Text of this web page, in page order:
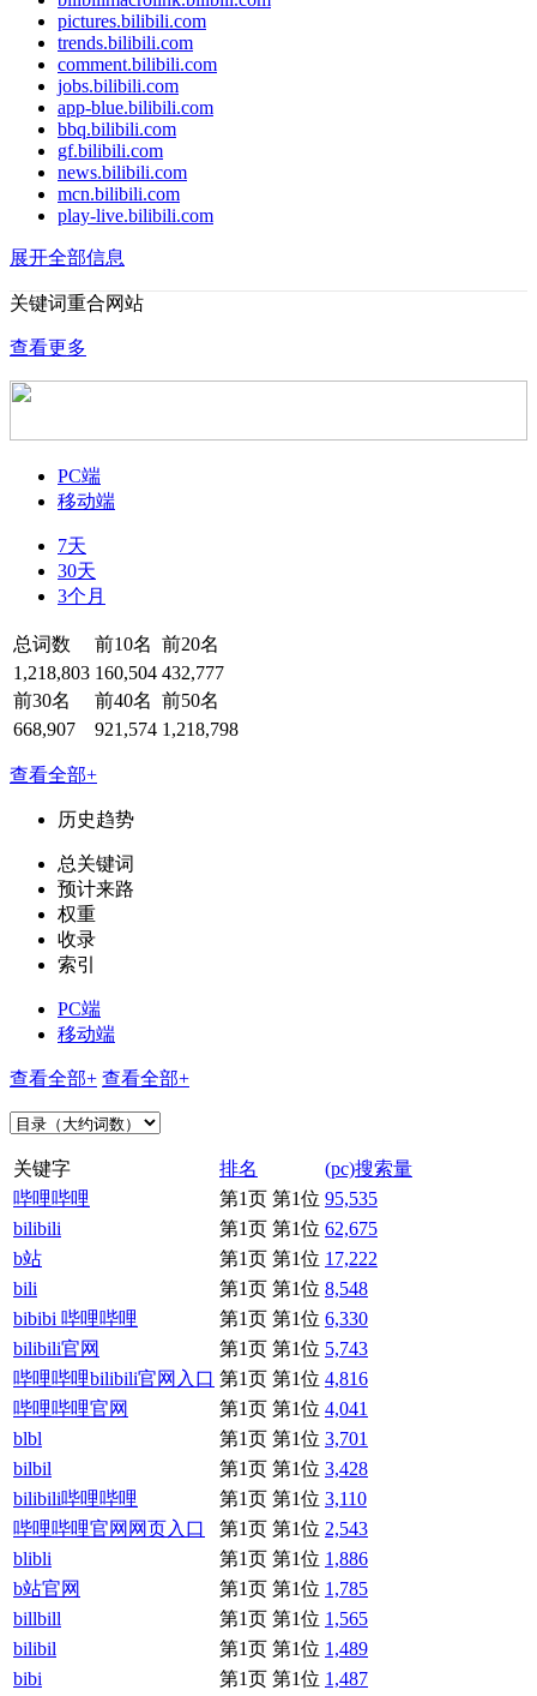
pictures.bilibili.com
trends.bilibili.com
comment.bilibili.com
jobs.bilibili.com
app-blue.bilibili.com
bbq.bilibili.com
gf.bilibili.com
news.bilibili.com
mcn.bilibili.com
play-live.bilibili.com
展开全部信息
关键词重合网站
查看更多
PC端
移动端
7天
30天
3个月
总词数 前10名 前20名
1,218,803 160,504 432,777
前30名
前40名 前50名
668,907
921,574 1,218,798
查看全部+
历史趋势
总关键词
预计来路
权重
收录
索引
PC端
移动端
查看全部+ 查看全部+
关键字 排名
(pc)搜索量
哔哩哔哩
第1页 第1位 95,535
bilibili
第1页 第1位 62,675
b站
第1页 第1位 17,222
bili
第1页 第1位 8,548
bibibi 哔哩哔哩
第1页 第1位 6,330
bilibili官网
第1页 第1位 5,743
哔哩哔哩bilibili官网入口 第1页 第1位 4,816
哔哩哔哩官网
第1页 第1位 4,041
blbl
第1页 第1位 3,701
bilbil
第1页 第1位 3,428
bilibili哔哩哔哩
第1页 第1位 3,110
哔哩哔哩官网网页入口
第1页 第1位 2,543
blibli
第1页 第1位 1,886
b站官网
第1页 第1位 1,785
billbill
第1页 第1位 1,565
bilibil
第1页 第1位 1,489
bibi
第1页 第1位 1,487